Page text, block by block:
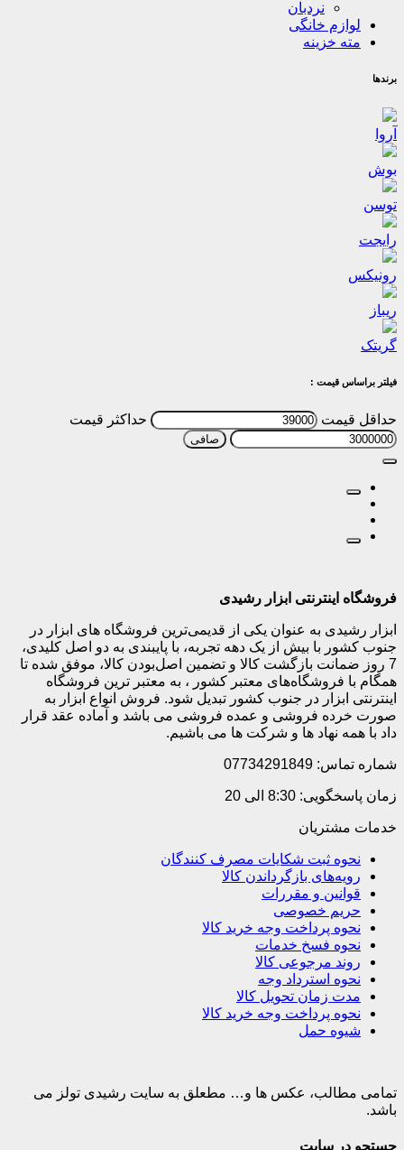
نردبان
لوازم خانگی
مته خزینه
برندها
آروا
بوش
توسن
رایجت
رونیکس
ریباز
گریتک
فیلتر براساس قیمت :
حداقل قیمت حداكثر قيمت
صافی
فروشگاه اینترنتی ابزار رشیدی
ابزار رشیدی به عنوان یکی از قدیمی‌ترین فروشگاه های ابزار در
جنوب کشور با بیش از یک دهه تجربه، با پایبندی به دو اصل کلیدی،
7 روز ضمانت بازگشت کالا و تضمین اصل‌بودن کالا، موفق شده تا
همگام با فروشگاه‌های معتبر کشور ، به معتبر ترین فروشگاه
اینترنتی ابزار در جنوب کشور تبدیل شود. فروش انواع ابزار به
صورت خرده فروشی و عمده فروشی می باشد و آماده عقد قرار
داد با همه نهاد ها و شرکت ها می باشیم.
شماره تماس: 07734291849
زمان پاسخگویی: 8:30 الی 20
خدمات مشتریان
نحوه ثبت شکایات مصرف کنندگان
رویه‌های بازگرداندن کالا
قوانین و مقررات
حریم خصوصی
نحوه پرداخت وجه خرید کالا
نحوه فسخ خدمات
روند مرجوعی کالا
نحوه استرداد وجه
مدت زمان تحویل کالا
نحوه پرداخت وجه خرید کالا
شیوه حمل
تمامی مطالب، عکس ها و… مطعلق به سایت رشیدی تولز می
باشد.
جستجو در سایت